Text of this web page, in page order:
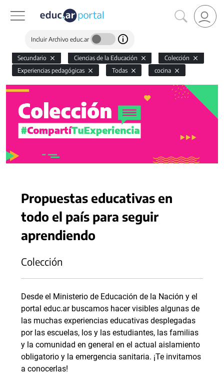
Incluir Archivo educ.ar
Secundario Ciencias de la Educación
Colección
Experiencias pedagógicas
Todas cocina
Propuestas educativas en
todo el país para seguir
aprendiendo
Colección
Desde el Ministerio de Educación de la Nación y el
portal educ.ar buscamos hacer visibles algunas de
las muchas experiencias educativas desplegadas
por las escuelas, los y las estudiantes, las familias
y la comunidad en general en el actual aislamiento
obligatorio y la emergencia sanitaria. ¡Te invitamos
a conocerlas!